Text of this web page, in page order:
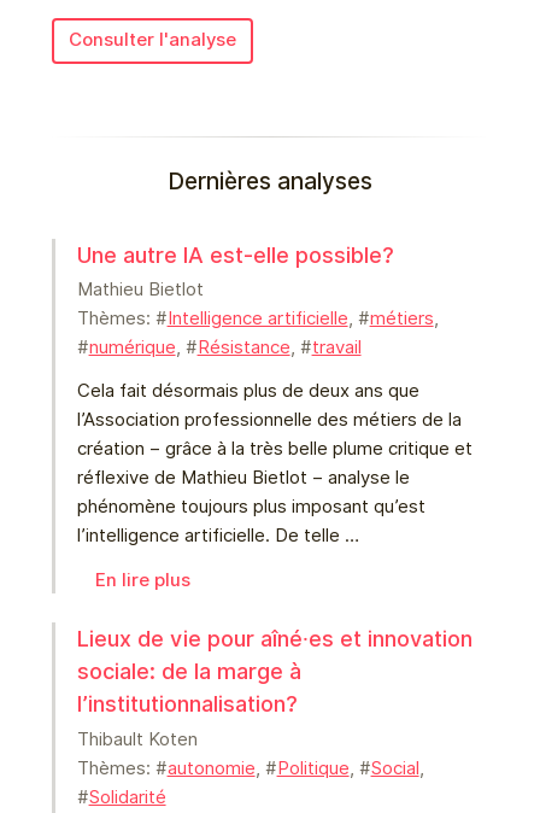
Consulter l'analyse
Dernières analyses
Une autre IA est-elle possible?
Mathieu Bietlot
Thèmes: #Intelligence artificielle, #métiers,
#numérique, #Résistance, #travail
Cela fait désormais plus de deux ans que
l’Association professionnelle des métiers de la
création – grâce à la très belle plume critique et
réflexive de Mathieu Bietlot – analyse le
phénomène toujours plus imposant qu’est
l’intelligence artificielle. De telle …
En lire plus
Lieux de vie pour aîné⸱es et innovation
sociale: de la marge à
l’institutionnalisation?
Thibault Koten
Thèmes: #autonomie, #Politique, #Social,
#Solidarité